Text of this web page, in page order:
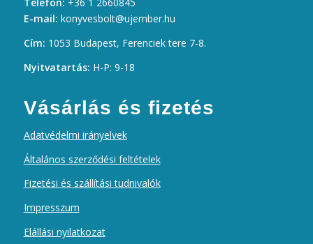
E-mail: konyvesbolt@ujember.hu
Cím: 1053 Budapest, Ferenciek tere 7-8.
Nyitvatartás: H-P: 9-18
Vásárlás és fizetés
Adatvédelmi irányelvek
Általános szerződési feltételek
Fizetési és szállítási tudnivalók
Impresszum
Elállási nyilatkozat